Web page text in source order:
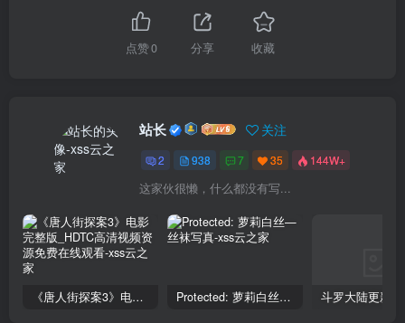
点赞0 分享 收藏
站长 关注
2 938 7 35 144W+
这家伙很懒，什么都没有写...
《唐人街探案3》电影完整版_HDTC高清视频资源免费在线观看 Protected: 萝莉白丝—丝袜写真